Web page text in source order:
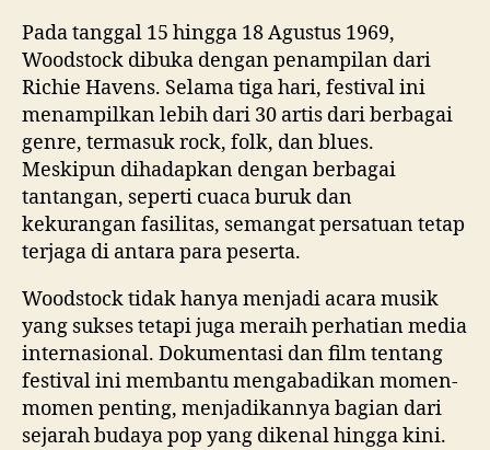
Pada tanggal 15 hingga 18 Agustus 1969,
Woodstock dibuka dengan penampilan dari
Richie Havens. Selama tiga hari, festival ini
menampilkan lebih dari 30 artis dari berbagai
genre, termasuk rock, folk, dan blues.
Meskipun dihadapkan dengan berbagai
tantangan, seperti cuaca buruk dan
kekurangan fasilitas, semangat persatuan tetap
terjaga di antara para peserta.
Woodstock tidak hanya menjadi acara musik
yang sukses tetapi juga meraih perhatian media
internasional. Dokumentasi dan film tentang
festival ini membantu mengabadikan momen-
momen penting, menjadikannya bagian dari
sejarah budaya pop yang dikenal hingga kini.